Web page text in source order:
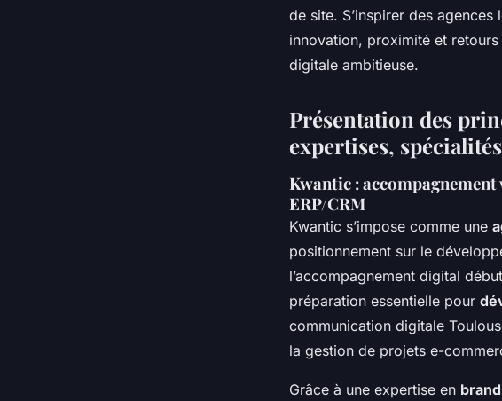
de site. S’inspirer des
innovation, proximité et
digitale ambitieuse.
Présentation des
expertises,
Kwantic :
ERP/CRM
Kwantic s’impose comme une
positionnement sur le
l’accompagnement digital
préparation essentielle pour
communication digitale
la gestion de projets e-
Grâce à une expertise en